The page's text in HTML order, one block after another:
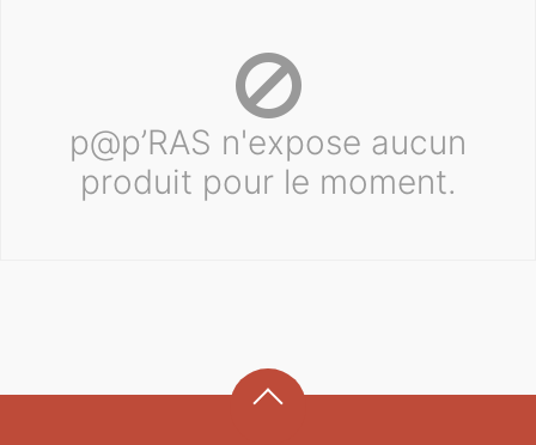
p@p’RAS n'expose aucun
produit pour le moment.